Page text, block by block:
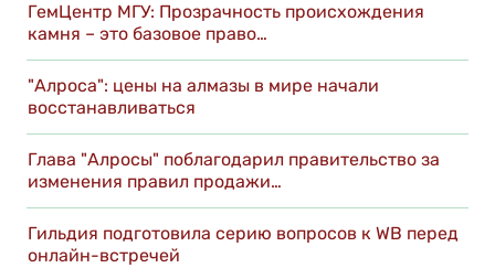
ГемЦентр МГУ: Прозрачность происхождения
камня – это базовое право…
"Алроса": цены на алмазы в мире начали
восстанавливаться
Глава "Алросы" поблагодарил правительство за
изменения правил продажи…
Гильдия подготовила серию вопросов к WB перед
онлайн-встречей